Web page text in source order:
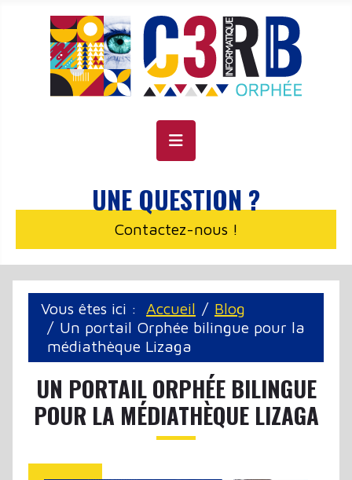
UNE QUESTION ?
Contactez-nous !
Vous êtes ici : Accueil
Blog
Un portail Orphée bilingue pour la
médiathèque Lizaga
UN PORTAIL ORPHÉE BILINGUE
POUR LA MÉDIATHÈQUE LIZAGA